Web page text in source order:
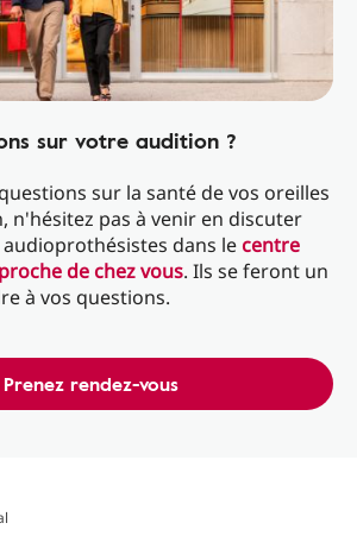
sur votre audition ?
sur la santé de vos oreilles
n'hésitez pas à venir en discuter
dans lecentre
de chez vous. Ils se feront un
à vos questions.
Prenez rendez-vous